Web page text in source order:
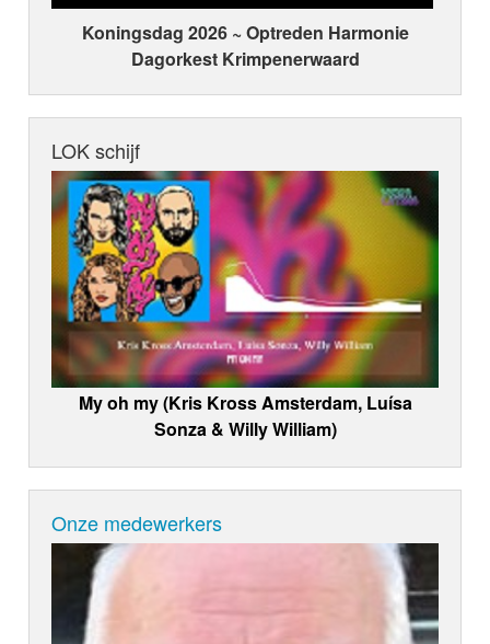
Koningsdag 2026 ~ Optreden Harmonie
Dagorkest Krimpenerwaard
LOK schijf
My oh my (Kris Kross Amsterdam, Luísa
Sonza & Willy William)
Onze medewerkers